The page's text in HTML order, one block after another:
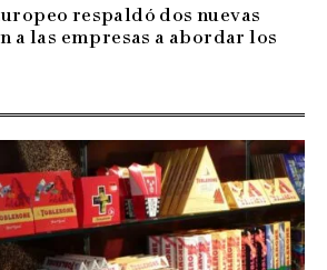
respaldó dos nuevas
a las empresas a abordar los